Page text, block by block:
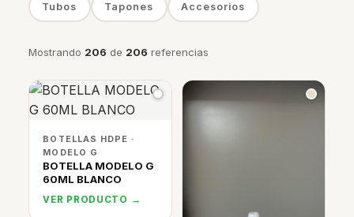
Tubos Tapones Accesorios
Mostrando 206 de 206 referencias
BOTELLAS HDPE ·
MODELO G
BOTELLA MODELO G
60ML BLANCO
VER PRODUCTO →